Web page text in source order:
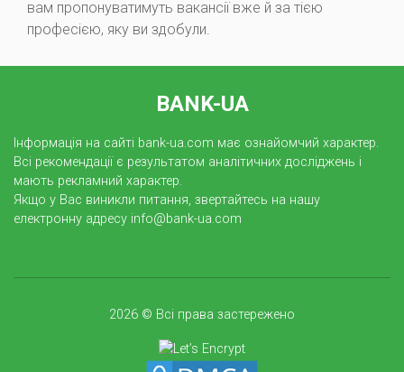
вам пропонуватимуть вакансії вже й за тією
професією, яку ви здобули.
BANK-UA
Інформація на сайті bank-ua.com має ознайомчий характер.
Всі рекомендації є результатом аналітичних досліджень і
мають рекламний характер.
Якщо у Вас виникли питання, звертайтесь на нашу
електронну адресу info@bank-ua.com
2026 © Всі права застережено